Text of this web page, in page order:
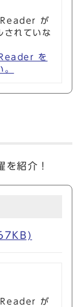
Reader が
されていな
を
を紹介！
Reader が